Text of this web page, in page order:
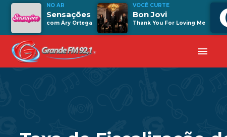
NO AR
Sensações
com Áry Ortega
VOCÊ CURTE
Bon Jovi
Thank You For Loving Me
menu